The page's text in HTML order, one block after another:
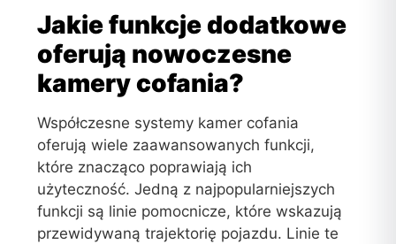
Jakie funkcje dodatkowe
oferują nowoczesne
kamery cofania?
Współczesne systemy kamer cofania
oferują wiele zaawansowanych funkcji,
które znacząco poprawiają ich
użyteczność. Jedną z najpopularniejszych
funkcji są linie pomocnicze, które wskazują
przewidywaną trajektorię pojazdu. Linie te